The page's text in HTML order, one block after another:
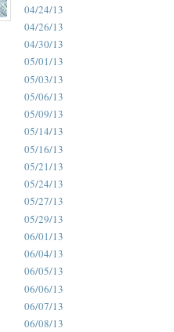
04/24/13
04/26/13
04/30/13
05/01/13
05/03/13
05/06/13
05/09/13
05/14/13
05/16/13
05/21/13
05/24/13
05/27/13
05/29/13
06/01/13
06/04/13
06/05/13
06/06/13
06/07/13
06/08/13